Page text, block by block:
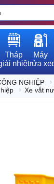
Tháp
nhiệt
Máy
rửa xe
NGHIỆP
Xe vắt